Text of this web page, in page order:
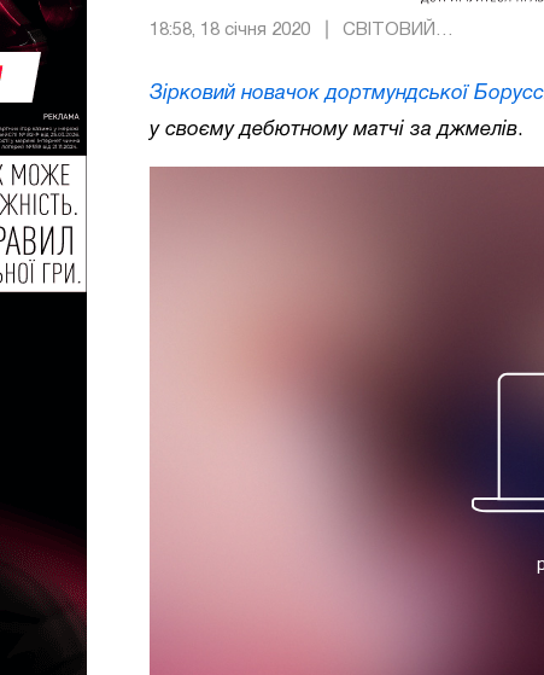
18:58, 18 січня 2020
Зірковий новачок дортмундської
у своєму дебютному матчі за джмелів.